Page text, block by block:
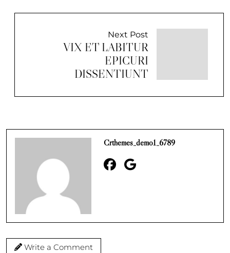
Next Post
VIX ET LABITUR
EPICURI
DISSENTIUNT
Crthemes_demo1_6789
Write a Comment